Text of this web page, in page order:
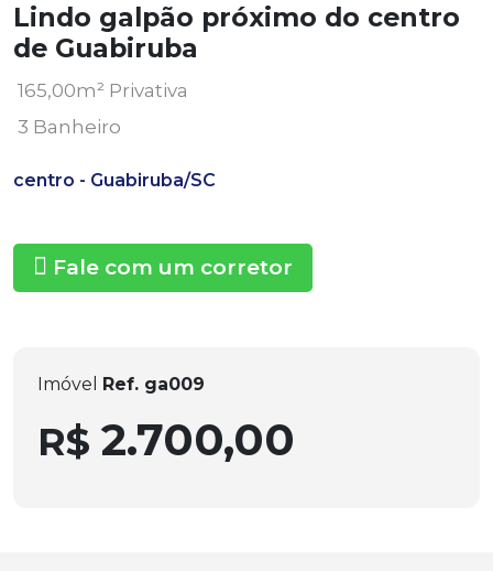
Lindo galpão próximo do centro
de Guabiruba
165,00m² Privativa
3 Banheiro
centro - Guabiruba/SC
Fale com um corretor
Imóvel Ref. ga009
R$ 2.700,00